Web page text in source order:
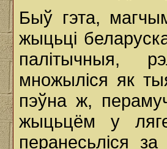
Быў гэта,
жыцьці
палітычныя,
множыліся як
пэўна ж,
жыцьцём у
перанесьліся